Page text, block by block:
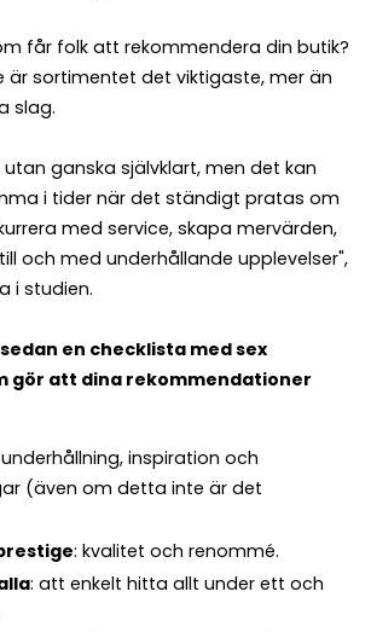
får folk att rekommendera din butik?
är sortimentet det viktigaste, mer än
slag.
ganska självklart, men det kan
i tider när det ständigt pratas om
med service, skapa mervärden,
och med underhållande upplevelser",
i studien.
en checklista med sex
gör att dina rekommendationer
inspiration och
(även om detta inte är det
: kvalitet och renommé.
: att enkelt hitta allt under ett och